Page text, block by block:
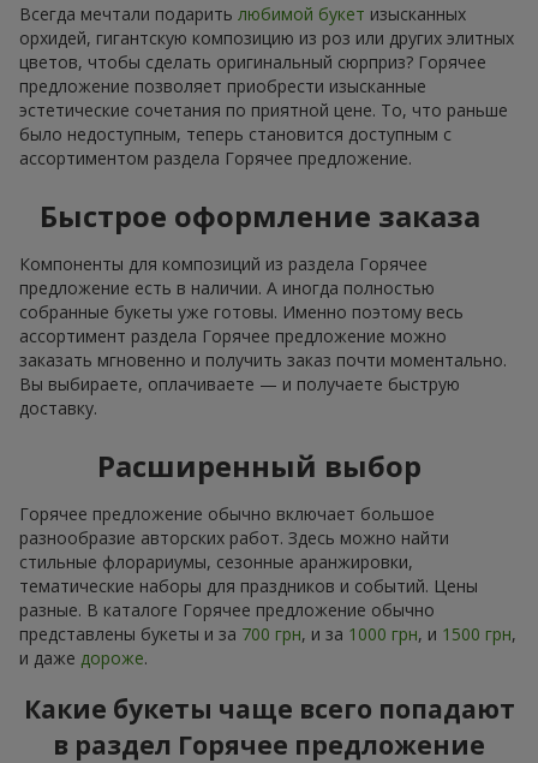
Всегда мечтали подарить любимой букет изысканных
орхидей, гигантскую композицию из роз или других элитных
цветов, чтобы сделать оригинальный сюрприз? Горячее
предложение позволяет приобрести изысканные
эстетические сочетания по приятной цене. То, что раньше
было недоступным, теперь становится доступным с
ассортиментом раздела Горячее предложение.
Быстрое оформление заказа
Компоненты для композиций из раздела Горячее
предложение есть в наличии. А иногда полностью
собранные букеты уже готовы. Именно поэтому весь
ассортимент раздела Горячее предложение можно
заказать мгновенно и получить заказ почти моментально.
Вы выбираете, оплачиваете — и получаете быструю
доставку.
Расширенный выбор
Горячее предложение обычно включает большое
разнообразие авторских работ. Здесь можно найти
стильные флорариумы, сезонные аранжировки,
тематические наборы для праздников и событий. Цены
разные. В каталоге Горячее предложение обычно
представлены букеты и за 700 грн, и за 1000 грн, и 1500 грн,
и даже дороже.
Какие букеты чаще всего попадают
в раздел Горячее предложение